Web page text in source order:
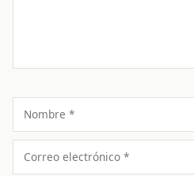
Nombre
Correo
electrónico